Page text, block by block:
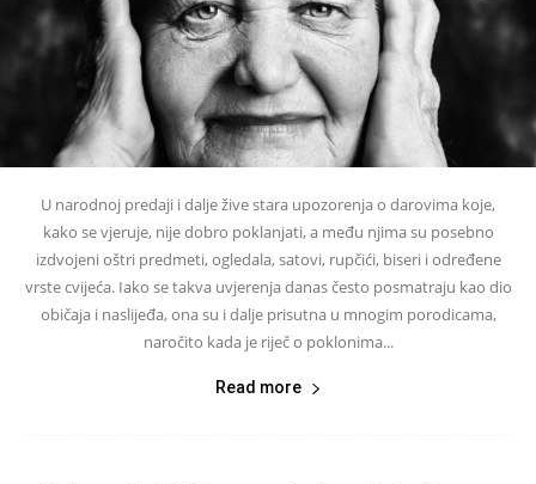
U narodnoj predaji i dalje žive stara upozorenja o darovima koje,
kako se vjeruje, nije dobro poklanjati, a među njima su posebno
izdvojeni oštri predmeti, ogledala, satovi, rupčići, biseri i određene
vrste cvijeća. Iako se takva uvjerenja danas često posmatraju kao dio
običaja i naslijeđa, ona su i dalje prisutna u mnogim porodicama,
naročito kada je riječ o poklonima...
Read more